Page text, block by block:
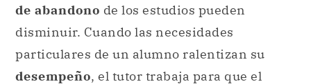
de abandono de los estudios pueden
disminuir. Cuando las necesidades
particulares de un alumno ralentizan su
desempeño, el tutor trabaja para que el